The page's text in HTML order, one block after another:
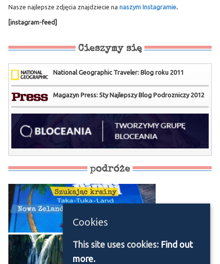
Nasze najlepsze zdjęcia znajdziecie na naszym Instagramie.
[instagram-feed]
Cieszymy się
National Geographic Traveler: Blog roku 2011
Magazyn Press: 5ty Najlepszy Blog Podrozniczy 2012
podróże
Cookies
This site uses cookies: Find out
more.